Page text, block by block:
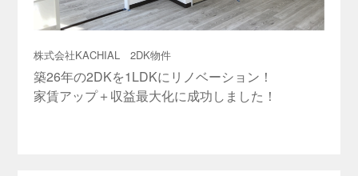
株式会社KACHIAL 2DK物件
築26年の2DKを1LDKにリノベーション！
家賃アップ＋収益最大化に成功しました！